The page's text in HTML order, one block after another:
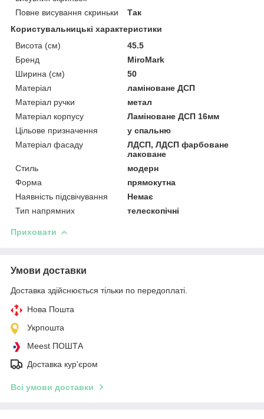
Повне висування скриньки
Так
Користувальницькі характеристики
Висота (см)
45.5
Бренд
MiroMark
Ширина (см)
50
Матеріал
ламіноване ДСП
Матеріал ручки
метал
Матеріал корпусу
Ламіноване ДСП 16мм
Цільове призначення
у спальню
Матеріал фасаду
ЛДСП, ЛДСП фарбоване
лаковане
Стиль
модерн
Форма
прямокутна
Наявність підсвічування
Немає
Тип напрямних
телескопічні
Приховати
Умови доставки
Доставка здійснюється тільки по передоплаті.
Нова Пошта
Укрпошта
Meest ПОШТА
Доставка кур'єром
Всі умови доставки